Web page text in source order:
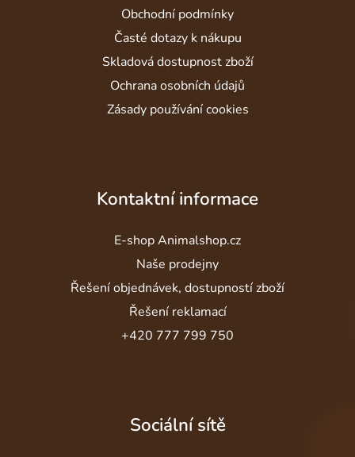
Obchodní podmínky
Časté dotazy k nákupu
Skladová dostupnost zboží
Ochrana osobních údajů
Zásady používání cookies
Kontaktní informace
E-shop Animalshop.cz
Naše prodejny
Řešení objednávek, dostupností zboží
Řešení reklamací
+420 777 799 750
Sociální sítě